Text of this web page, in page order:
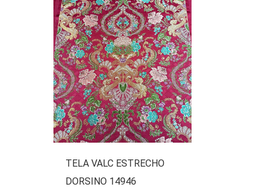
TELA VALC ESTRECHO
DORSINO 14946